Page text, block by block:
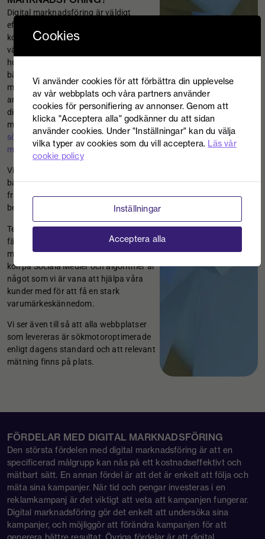
Digital marknadsföring är väldigt
effektivt, men det kan vara svårt att
komma igång. Vilka kanaler ska man
välja? Hur stor ska budgeten vara? Och
hur ska man utforma landningssidor för
bästa konvertering? Framför allt, vilken
marknadsföringsmetod kan man
använda sig av? Oroa dig inte, vi hjälper
dig! Vi arbetar till exempel
med
displayannonsering/bannerannonsering ,
sökmotormarknadsföring ,sökmotoroptimering ,sociala
medieroch marketing automation .
Vi levererar din digitala marknadsföring
både strategiskt och taktiskt. Er
framgång är vårt mål och oavsett vad ni
behöver hjälp med så finns vi vid er sida.
Team Performance ansvarar för att alla
färdiga lösningar som lämnar Avantime
mäts, utvärderas och följs upp. Att ha
koll på Sociala Medier och algoritmer är
något som vi är vana att hjälpa våra
kunder med för att få en stark
varumärkeskännedom.
Vi ser även till så att alla webbplatser
som levereras är sökmotoroptimerade
enligt dagens standard och att relevant
mätning finns på plats.
FÖRDELAR MED DIGITAL MARKNADSFÖRING
Den största fördelen med digital marknadsföring är att en
specificerad målgrupp kan nås på ett kostnadseffektivt och
mätbart sätt. En annan fördel är att det är enkelt att följa och
mäta sina kampanjer. När tid och pengar investeras i en
reklamkampanj är det viktigt att veta att kampanjen fungerar.
Digital marknadsföring gör det enkelt att undersöka sina
kampanjer, och möjliggör att förändra kampanjen för att
Cookies
Vi använder cookies för att förbättra din upplevelse
av vår webbplats och våra partners använder
cookies för personifiering av annonser. Genom att
klicka "Acceptera alla" godkänner du att sidan
använder cookies. Under "Inställningar" kan du välja
vilka typer av cookies som du vill acceptera. Läs vår
cookie policy
Inställningar
Acceptera alla